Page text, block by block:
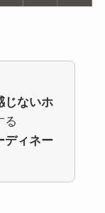
じないホ
る
ディネー